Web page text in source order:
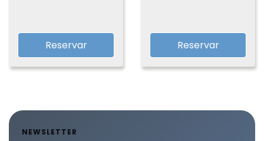
Reservar Reservar
NEWSLETTER